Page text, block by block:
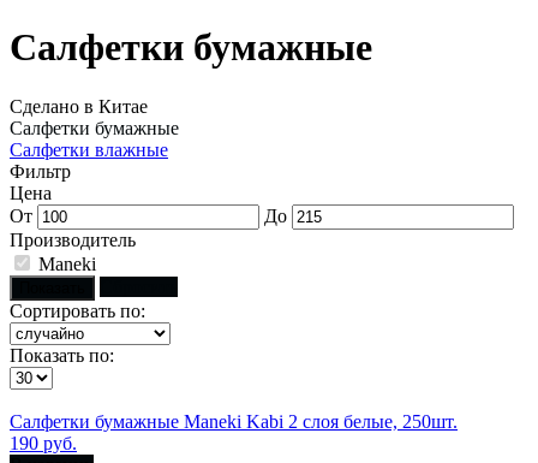
Салфетки бумажные
Сделано в Китае
Салфетки бумажные
Салфетки влажные
Фильтр
Цена
От
До
Производитель
Maneki
Сортировать по:
Показать по:
Салфетки бумажные Maneki Kabi 2 слоя белые, 250шт.
190 руб.